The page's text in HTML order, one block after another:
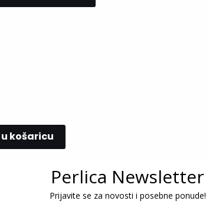
košaricu
Perlica Newsletter
Prijavite se za novosti i posebne ponude!